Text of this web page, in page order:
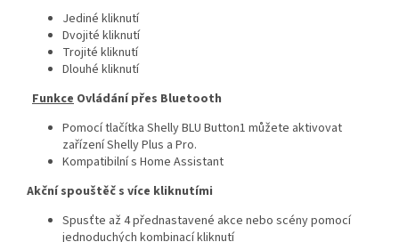
Jediné kliknutí
Dvojité kliknutí
Trojité kliknutí
Dlouhé kliknutí
Funkce Ovládání přes Bluetooth
Pomocí tlačítka Shelly BLU Button1 můžete aktivovat
zařízení Shelly Plus a Pro.
Kompatibilní s Home Assistant
Akční spouštěč s více kliknutími
Spusťte až 4 přednastavené akce nebo scény pomocí
jednoduchých kombinací kliknutí